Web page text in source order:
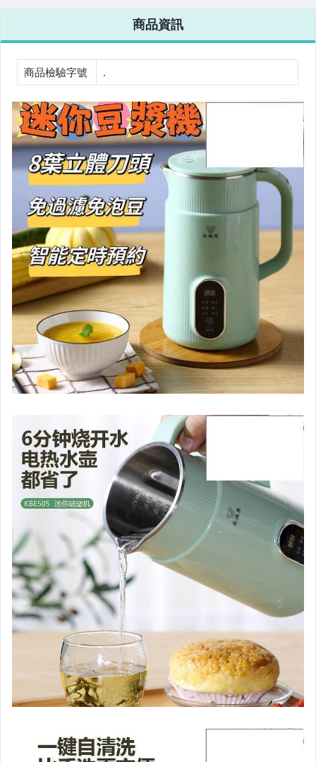
美容保養與彩妝
電腦、平板與周邊
相機、攝影與周邊
嬰幼兒與孕婦
汽機車精品百貨
居家、家具與園藝
玩具、模型與公仔
男性精品與服飾
女裝與服飾配件
偶像、球員卡與郵幣
手錶與飾品配件
女包精品與女鞋
家電與影音視聽
商品資訊
商品檢驗字號 .